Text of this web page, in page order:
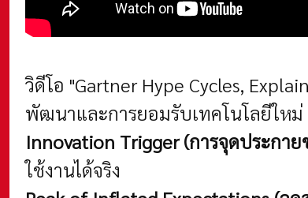
วิดีโอ "Gartner Hype Cycles,
พัฒนาและการยอมรับเทคโนโลยีให
Innovation Trigger (การจุดประกา
ใช้งานได้จริง